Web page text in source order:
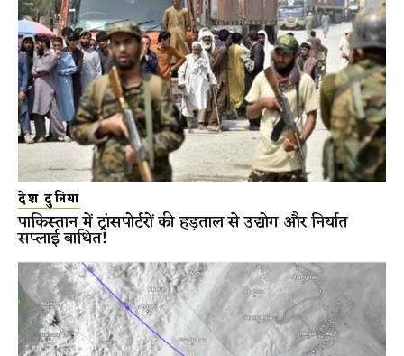
देश दुनिया
पाकिस्तान में ट्रांसपोर्टरों की हड़ताल से उद्योग और निर्यात
सप्लाई बाधित!